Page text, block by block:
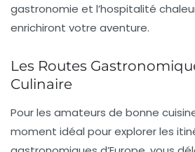
gastronomie et l’hospitalité
enrichiront votre aventure.
Les Routes
Culinaire
Pour les amateurs de bonne
moment idéal pour explorer les